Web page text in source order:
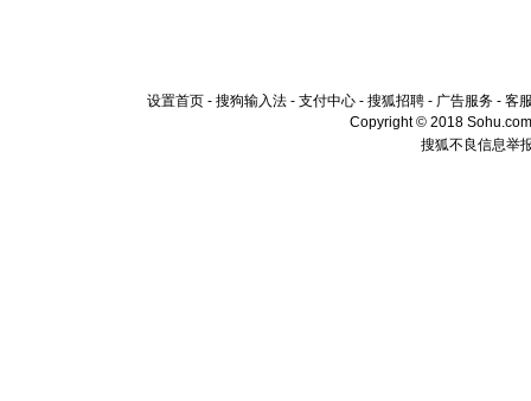
设置首页 - 搜狗输入法 - 支付中心 - 搜狐招聘 - 广告服务 - 客
Copyright © 2018
搜狐不良信息举